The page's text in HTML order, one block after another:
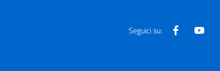
Seguici su: Facebook